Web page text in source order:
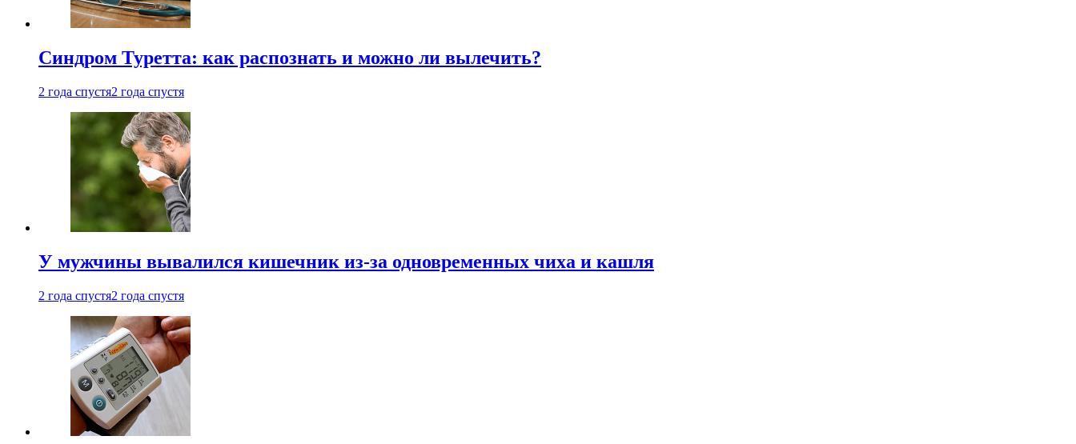
Синдром Туретта: как распознать и можно ли вылечить?
2 года спустя2 года спустя
У мужчины вывалился кишечник из-за одновременных чиха и кашля
2 года спустя2 года спустя